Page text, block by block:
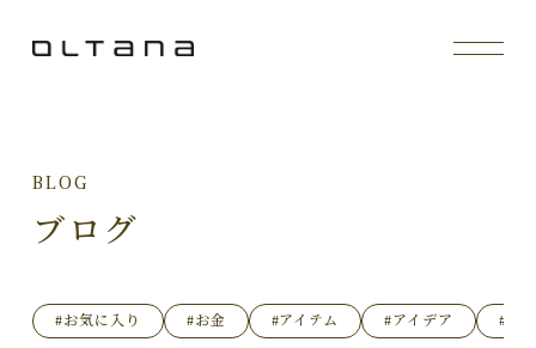
BLOG
ブログ
#お気に入り #お金 #アイテム #アイデア #イ